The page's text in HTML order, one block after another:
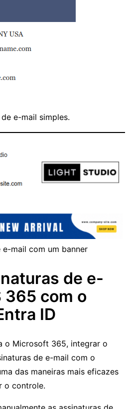
e-mail simples.
e-mail com um banner
de e-
365 com o
ID
o Microsoft 365, integrar o
de e-mail com o
das maneiras mais eficazes
o controle.